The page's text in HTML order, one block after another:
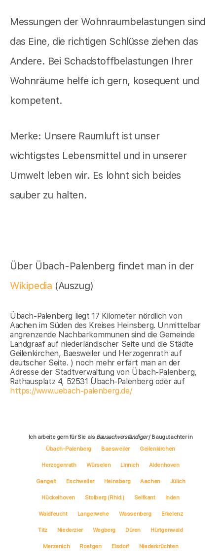
Messungen der Wohnraumbelastungen sind
das Eine, die richtigen Schlüsse ziehen das
Andere. Bei Schadstoffbelastungen Ihrer
Wohnräume helfe ich gern, kosequent und
kompetent.
Merke: Unsere Raumluft ist unser
wichtigstes Lebensmittel und in unserer
Umwelt leben wir. Es lohnt sich beides
sauber zu halten.
Über Übach-Palenberg findet man in der
Wikipedia (Auszug)
Übach-Palenberg liegt 17 Kilometer nördlich von
Aachen im Süden des Kreises Heinsberg. Unmittelbar
angrenzende Nachbarkommunen sind die Gemeinde
Landgraaf auf niederländischer Seite und die Städte
Geilenkirchen, Baesweiler und Herzogenrath auf
deutscher Seite. ) noch mehr erfärt man an der
Adresse der Stadtverwaltung von Übach-Palenberg,
Rathausplatz 4, 52531 Übach-Palenberg oder auf
https://www.uebach-palenberg.de/
Ich arbeite gern für Sie als Bausachverständiger/ Baugutachter in
Übach-Palenberg
Baesweiler Geilenkirchen
Herzogenrath Würselen Linnich Aldenhoven
Gangelt Eschweiler Heinsberg Aachen Jülich
Hückelhoven Stolberg (Rhld.) Selfkant Inden
Waldfeucht Langerwehe Wassenberg Erkelenz
Titz Niederzier Wegberg Düren Hürtgenwald
Merzenich Roetgen Elsdorf Niederkrüchten